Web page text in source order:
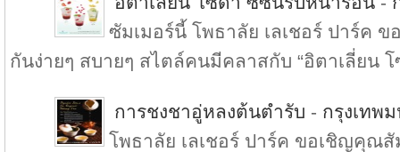
ซัมเมอร์นี้ โพธาลัย เลเชอร์ ปาร์ค
กันง่ายๆ สบายๆ สไตล์คนมีคลาสกับ “อิตาเลี่ยน
การชงชาอู่หลงต้นตำรับ - กรุงเทพ
โพธาลัย เลเชอร์ ปาร์ค ขอเชิญคุณ